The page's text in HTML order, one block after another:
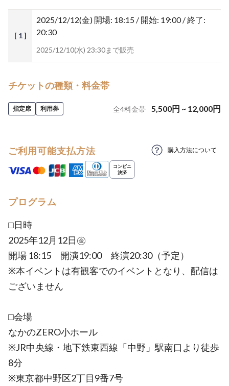
[ 1 ]
2025/12/12(金) 開場: 18:15 / 開始: 19:00 / 終了:
20:30
2025/12/10(水) 23:30まで販売
チケットの種類・料金帯
指定席 利用券 全4料金帯 5,500円 ~ 12,000円
ご利用可能支払方法 購入方法について
プログラム
□日時
2025年12月12日㊎
開場 18:15 開演19:00 終演20:30（予定）
※本イベントは有観客でのイベントとなり、配信は
ございません
□会場
なかのZERO小ホール
※JR中央線・地下鉄東西線「中野」駅南口より徒歩
8分
※東京都中野区2丁目9番7号